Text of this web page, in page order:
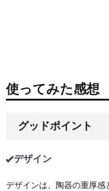
使ってみた感想
グッドポイント
デザイン
デザインは、陶器の重厚感